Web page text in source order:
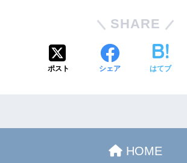
SHARE
ポスト シェア はてブ
HOME